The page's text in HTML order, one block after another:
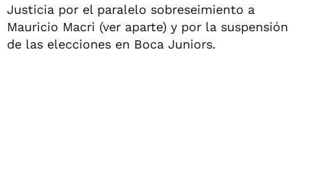
Justicia por el paralelo sobreseimiento a
Mauricio Macri (ver aparte) y por la suspensión
de las elecciones en Boca Juniors.